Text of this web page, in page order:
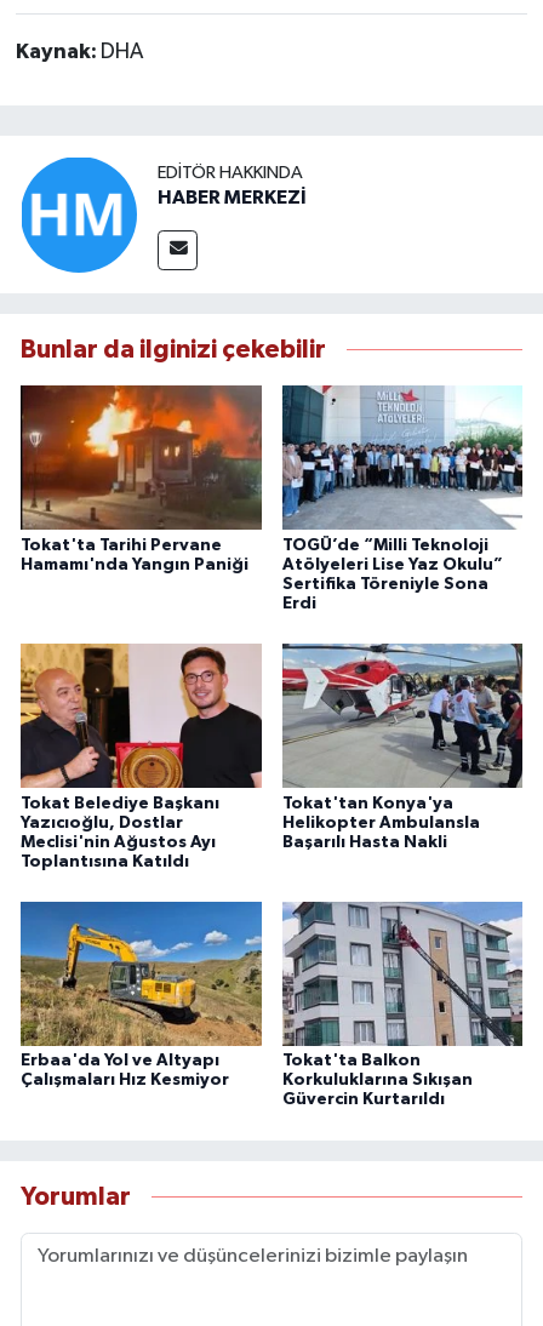
Kaynak: DHA
EDITÖR HAKKINDA
HABER MERKEZİ
Bunlar da ilginizi çekebilir
Tokat'ta Tarihi Pervane
Hamamı'nda Yangın Paniği
TOGÜ’de “Milli Teknoloji
Atölyeleri Lise Yaz Okulu”
Sertifika Töreniyle Sona
Erdi
Tokat Belediye Başkanı
Yazıcıoğlu, Dostlar
Meclisi'nin Ağustos Ayı
Toplantısına Katıldı
Tokat'tan Konya'ya
Helikopter Ambulansla
Başarılı Hasta Nakli
Erbaa'da Yol ve Altyapı
Çalışmaları Hız Kesmiyor
Tokat'ta Balkon
Korkuluklarına Sıkışan
Güvercin Kurtarıldı
Yorumlar